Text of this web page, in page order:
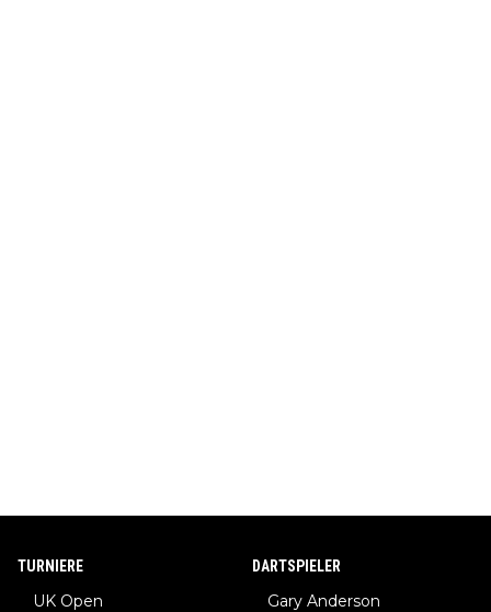
TURNIERE
UK Open
DARTSPIELER
Gary Anderson